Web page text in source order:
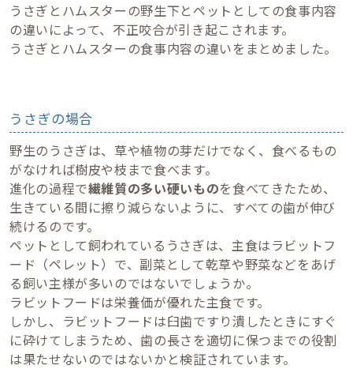
うさぎとハムスターの野生下とペットとしての食事内容
の違いによって、不正咬合が引き起こされます。
うさぎとハムスターの食事内容の違いをまとめました。
うさぎの場合
野生のうさぎは、草や植物の芽だけでなく、食べるもの
がなければ樹皮や枝まで食べます。
進化の過程で繊維質の多い硬いものを食べてきたため、
生きている間に擦り減らないように、すべての歯が伸び
続けるのです。
ペットとして飼われているうさぎは、主食はラビットフ
ード（ペレット）で、副菜として乾草や野菜などをあげ
る飼い主様が多いのではないでしょうか。
ラビットフードは栄養価が優れた主食です。
しかし、ラビットフードは臼歯ですり潰したときにすぐ
に砕けてしまうため、歯の長さを適切に保つまでの役割
は果たせないのではないかと検証されています。